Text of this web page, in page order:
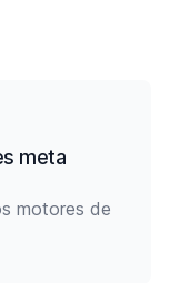
meta
motores de